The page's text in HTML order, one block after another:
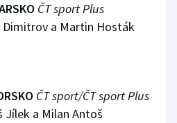
ČT sport Plus
a Martin Hosták
ČT sport/ČT sport Plus
a Milan Antoš